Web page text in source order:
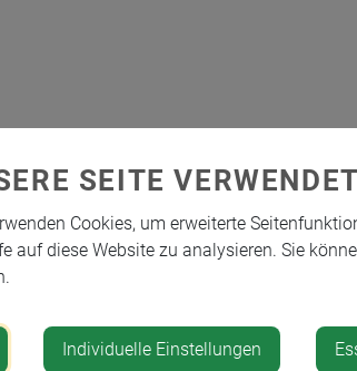
SEITE
Cookies, um erweiterte
auf diese Website zu analysieren. Sie
Individuelle Einstellungen